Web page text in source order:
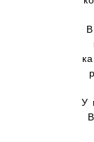
У